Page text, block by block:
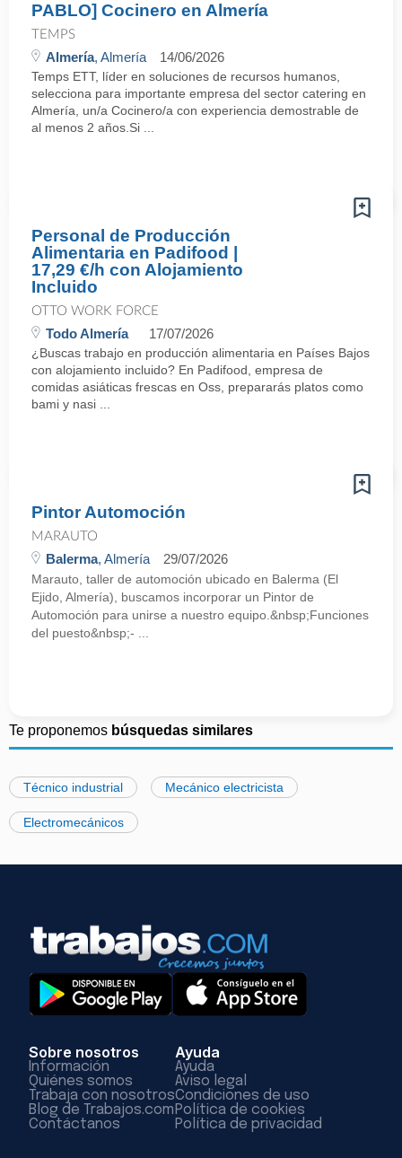
PABLO] Cocinero en Almería
TEMPS
Almería, Almería 14/06/2026
Temps ETT, líder en soluciones de recursos humanos,
selecciona para importante empresa del sector catering en
Almería, un/a Cocinero/a con experiencia demostrable de
al menos 2 años.Si ...
Personal de Producción
Alimentaria en Padifood |
17,29 €/h con Alojamiento
Incluido
OTTO WORK FORCE
Todo Almería 17/07/2026
¿Buscas trabajo en producción alimentaria en Países Bajos
con alojamiento incluido? En Padifood, empresa de
comidas asiáticas frescas en Oss, prepararás platos como
bami y nasi ...
Pintor Automoción
MARAUTO
Balerma, Almería 29/07/2026
Marauto, taller de automoción ubicado en Balerma (El
Ejido, Almería), buscamos incorporar un Pintor de
Automoción para unirse a nuestro equipo.&nbsp;Funciones
del puesto&nbsp;- ...
Te proponemos búsquedas similares
Técnico industrial Mecánico electricista
Electromecánicos
Sobre nosotros
Información
Quiénes somos
Trabaja con nosotros
Blog de Trabajos.com
Contáctanos
Ayuda
Ayuda
Aviso legal
Condiciones de uso
Política de cookies
Política de privacidad